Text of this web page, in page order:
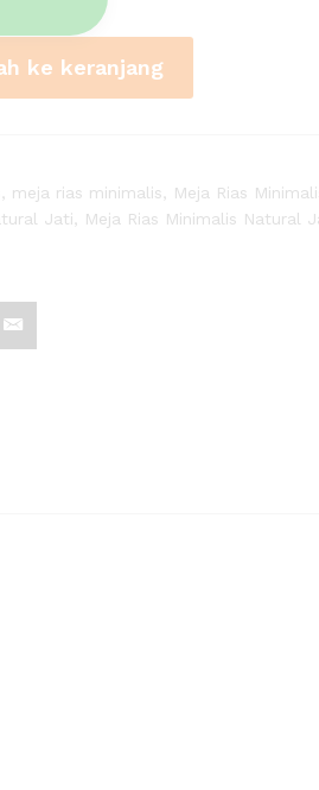
ke keranjang
meja rias minimalis
Meja Rias
Jati
Meja Rias Minimalis Natural